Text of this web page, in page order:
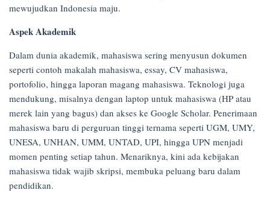
mewujudkan Indonesia maju.
Aspek Akademik
Dalam dunia akademik, mahasiswa sering menyusun dokumen
seperti contoh makalah mahasiswa, essay, CV mahasiswa,
portofolio, hingga laporan magang mahasiswa. Teknologi juga
mendukung, misalnya dengan laptop untuk mahasiswa (HP atau
merek lain yang bagus) dan akses ke Google Scholar. Penerimaan
mahasiswa baru di perguruan tinggi ternama seperti UGM, UMY,
UNESA, UNHAN, UMM, UNTAD, UPI, hingga UPN menjadi
momen penting setiap tahun. Menariknya, kini ada kebijakan
mahasiswa tidak wajib skripsi, membuka peluang baru dalam
pendidikan.